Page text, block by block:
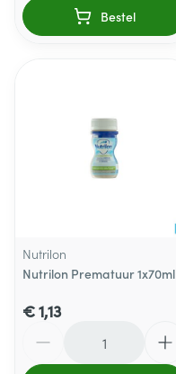
Bestel
Nutrilon
Nutrilon Prematuur 1x70ml
€ 1,13